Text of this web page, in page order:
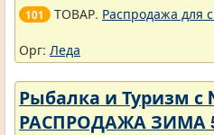
101 ТОВАР. Распродажа для
Орг: Леда
Рыбалка и Туризм с
РАСПРОДАЖА ЗИМА